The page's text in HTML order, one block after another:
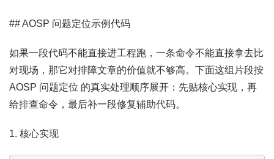
## AOSP 问题定位示例代码
如果一段代码不能直接进工程跑，一条命令不能直接拿去比
对现场，那它对排障文章的价值就不够高。下面这组片段按
AOSP 问题定位 的真实处理顺序展开：先贴核心实现，再
给排查命令，最后补一段修复辅助代码。
1. 核心实现